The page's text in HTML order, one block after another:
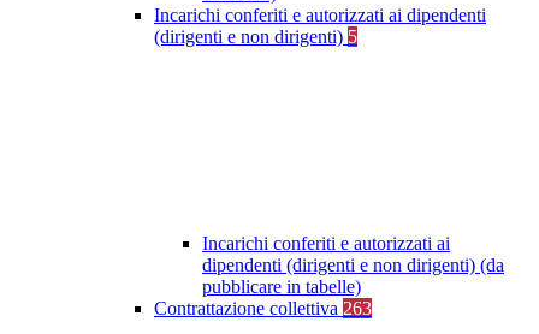
Incarichi conferiti e autorizzati ai dipendenti
(dirigenti e non dirigenti) 5
Incarichi conferiti e autorizzati ai
dipendenti (dirigenti e non dirigenti) (da
pubblicare in tabelle)
Contrattazione collettiva 263